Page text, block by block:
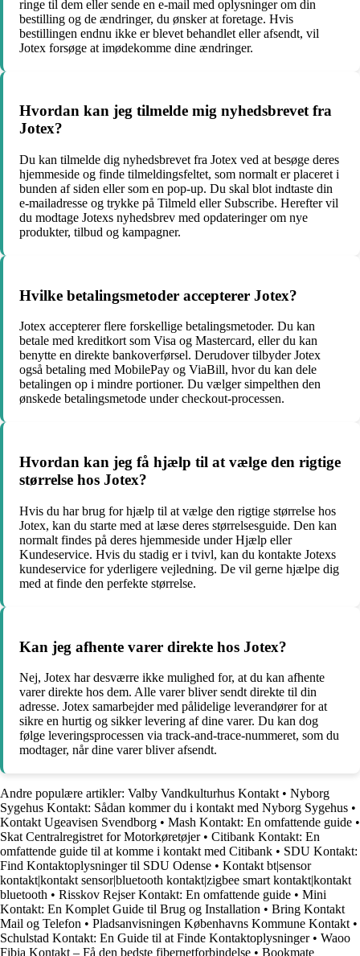
ringe til dem eller sende en e-mail med oplysninger om din
bestilling og de ændringer, du ønsker at foretage. Hvis
bestillingen endnu ikke er blevet behandlet eller afsendt, vil
Jotex forsøge at imødekomme dine ændringer.
Hvordan kan jeg tilmelde mig nyhedsbrevet fra
Jotex?
Du kan tilmelde dig nyhedsbrevet fra Jotex ved at besøge deres
hjemmeside og finde tilmeldingsfeltet, som normalt er placeret i
bunden af siden eller som en pop-up. Du skal blot indtaste din
e-mailadresse og trykke på Tilmeld eller Subscribe. Herefter vil
du modtage Jotexs nyhedsbrev med opdateringer om nye
produkter, tilbud og kampagner.
Hvilke betalingsmetoder accepterer Jotex?
Jotex accepterer flere forskellige betalingsmetoder. Du kan
betale med kreditkort som Visa og Mastercard, eller du kan
benytte en direkte bankoverførsel. Derudover tilbyder Jotex
også betaling med MobilePay og ViaBill, hvor du kan dele
betalingen op i mindre portioner. Du vælger simpelthen den
ønskede betalingsmetode under checkout-processen.
Hvordan kan jeg få hjælp til at vælge den rigtige
størrelse hos Jotex?
Hvis du har brug for hjælp til at vælge den rigtige størrelse hos
Jotex, kan du starte med at læse deres størrelsesguide. Den kan
normalt findes på deres hjemmeside under Hjælp eller
Kundeservice. Hvis du stadig er i tvivl, kan du kontakte Jotexs
kundeservice for yderligere vejledning. De vil gerne hjælpe dig
med at finde den perfekte størrelse.
Kan jeg afhente varer direkte hos Jotex?
Nej, Jotex har desværre ikke mulighed for, at du kan afhente
varer direkte hos dem. Alle varer bliver sendt direkte til din
adresse. Jotex samarbejder med pålidelige leverandører for at
sikre en hurtig og sikker levering af dine varer. Du kan dog
følge leveringsprocessen via track-and-trace-nummeret, som du
modtager, når dine varer bliver afsendt.
Andre populære artikler: Valby Vandkulturhus Kontakt • Nyborg
Sygehus Kontakt: Sådan kommer du i kontakt med Nyborg Sygehus •
Kontakt Ugeavisen Svendborg • Mash Kontakt: En omfattende guide •
Skat Centralregistret for Motorkøretøjer• Citibank Kontakt: En
omfattende guide til at komme i kontakt med Citibank • SDU Kontakt:
Find Kontaktoplysninger til SDU Odense • Kontakt bt|sensor
kontakt|kontakt sensor|bluetooth kontakt|zigbee smart kontakt|kontakt
bluetooth • Risskov Rejser Kontakt: En omfattende guide • Mini
Kontakt: En Komplet Guide til Brug og Installation • Bring Kontakt
Mail og Telefon • Pladsanvisningen Københavns Kommune Kontakt •
Schulstad Kontakt: En Guide til at Finde Kontaktoplysninger• Waoo
Fibia Kontakt – Få den bedste fibernetforbindelse • Bookmate